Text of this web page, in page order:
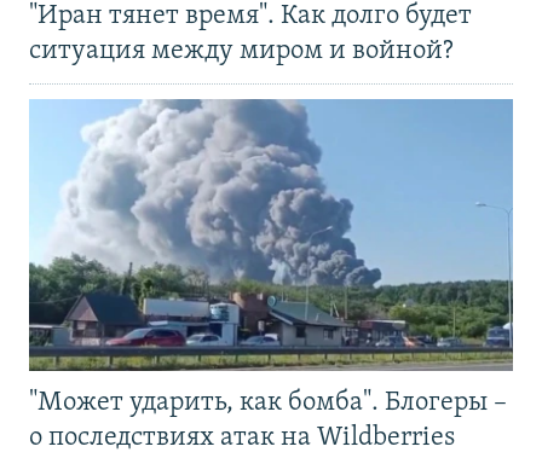
"Иран тянет время". Как долго будет
ситуация между миром и войной?
"Может ударить, как бомба". Блогеры –
о последствиях атак на Wildberries